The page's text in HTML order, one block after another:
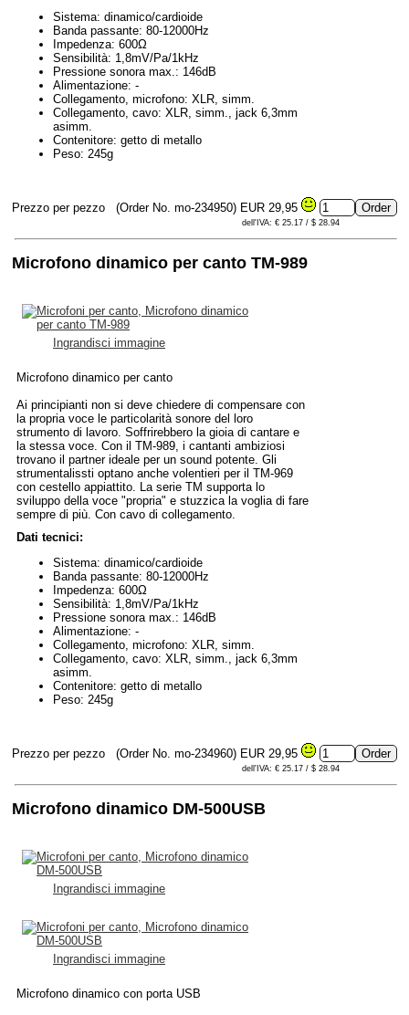
Sistema: dinamico/cardioide
Banda passante: 80-12000Hz
Impedenza: 600Ω
Sensibilità: 1,8mV/Pa/1kHz
Pressione sonora max.: 146dB
Alimentazione: -
Collegamento, microfono: XLR, simm.
Collegamento, cavo: XLR, simm., jack 6,3mm
asimm.
Contenitore: getto di metallo
Peso: 245g
Prezzo per pezzo (Order No. mo-234950) EUR 29,95
dell'IVA: € 25.17 / $ 28.94
Microfono dinamico per canto TM-989
Ingrandisci immagine
Microfono dinamico per canto
Ai principianti non si deve chiedere di compensare con
la propria voce le particolarità sonore del loro
strumento di lavoro. Soffrirebbero la gioia di cantare e
la stessa voce. Con il TM-989, i cantanti ambiziosi
trovano il partner ideale per un sound potente. Gli
strumentalissti optano anche volentieri per il TM-969
con cestello appiattito. La serie TM supporta lo
sviluppo della voce "propria" e stuzzica la voglia di fare
sempre di più. Con cavo di collegamento.
Dati tecnici:
Sistema: dinamico/cardioide
Banda passante: 80-12000Hz
Impedenza: 600Ω
Sensibilità: 1,8mV/Pa/1kHz
Pressione sonora max.: 146dB
Alimentazione: -
Collegamento, microfono: XLR, simm.
Collegamento, cavo: XLR, simm., jack 6,3mm
asimm.
Contenitore: getto di metallo
Peso: 245g
Prezzo per pezzo (Order No. mo-234960) EUR 29,95
dell'IVA: € 25.17 / $ 28.94
Microfono dinamico DM-500USB
Ingrandisci immagine
Ingrandisci immagine
Microfono dinamico con porta USB